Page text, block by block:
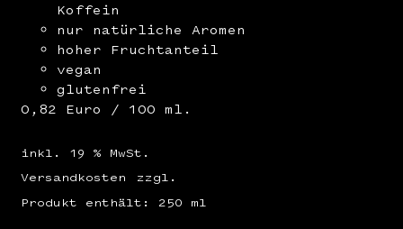
Koffein
nur natürliche Aromen
hoher Fruchtanteil
vegan
glutenfrei
0,82 Euro / 100 ml.
inkl. 19 % MwSt.
zzgl.
Versandkosten
Produkt enthält: 250 ml